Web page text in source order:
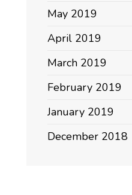
May 2019
April 2019
March 2019
February 2019
January 2019
December 2018